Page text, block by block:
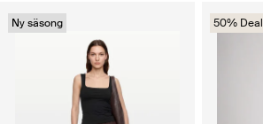
Ny säsong 50% Deal